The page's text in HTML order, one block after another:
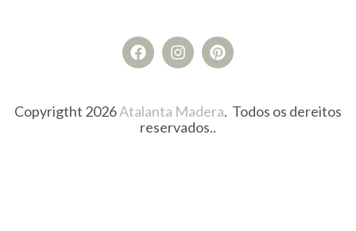
Copyrigtht 2026Atalanta Madera. Todos os dereitos
reservados..